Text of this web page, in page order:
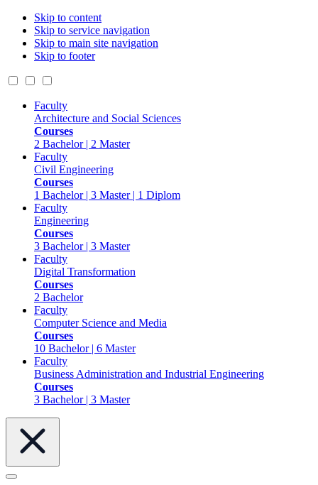
Skip to content
Skip to service navigation
Skip to main site navigation
Skip to footer
Faculty
Architecture and Social Sciences
Courses
2 Bachelor | 2 Master
Faculty
Civil Engineering
Courses
1 Bachelor | 3 Master | 1 Diplom
Faculty
Engineering
Courses
3 Bachelor | 3 Master
Faculty
Digital Transformation
Courses
2 Bachelor
Faculty
Computer Science and Media
Courses
10 Bachelor | 6 Master
Faculty
Business Administration and Industrial Engineering
Courses
3 Bachelor | 3 Master